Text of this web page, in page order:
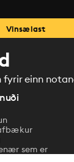
Vinsælast
fyrir einn
sem er